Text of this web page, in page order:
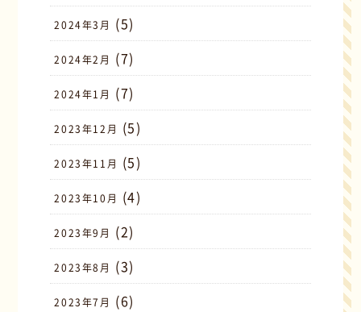
2024年3月 (5)
2024年2月 (7)
2024年1月 (7)
2023年12月 (5)
2023年11月 (5)
2023年10月 (4)
2023年9月 (2)
2023年8月 (3)
2023年7月 (6)